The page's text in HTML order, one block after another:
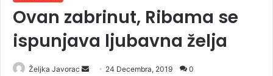
Ovan zabrinut, Ribama se
ispunjava ljubavna želja
Željka Javorac 24 Decembra, 2019 0